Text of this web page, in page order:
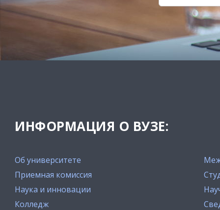
ИНФОРМАЦИЯ О ВУЗЕ:
Об университете
Приемная комиссия
Наука и инновации
Колледж